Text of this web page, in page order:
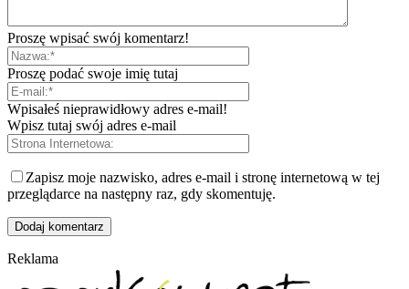
Proszę wpisać swój komentarz!
Proszę podać swoje imię tutaj
Wpisałeś nieprawidłowy adres e-mail!
Wpisz tutaj swój adres e-mail
Zapisz moje nazwisko, adres e-mail i stronę internetową w tej
przeglądarce na następny raz, gdy skomentuję.
Reklama